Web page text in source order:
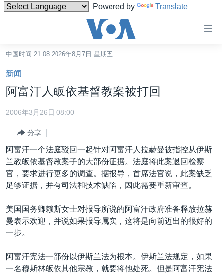
Powered by Translate
碍
链
接
跳
转
容
跳
转
航
跳
检
索
港澳
国际
最新国际新闻
印太
中东
欧洲
美洲
分类新闻
经济·金融·贸易
人权·法律·宗教
科教·文娱·体健
劳工
美中关系
热点专题
白宫要闻
美中关系
VOA视频
中文广播
中国时间 21:08 2026年8月7日 星期五
新闻
阿富汗人皈依基督教案被打回
2006年3月26日 08:00
分享
阿富汗一个法庭驳回一起针对阿富汗人拉赫曼被指控从伊斯
兰教皈依基督教案子的大部份证据。法庭将此案退回检察
官，要求进行更多的调查。据报导，首席法官说，此案缺乏
足够证据，并有司法和技术缺陷，因此需要重新审查。
美国国务卿赖斯女士对报导所说的阿富汗政府准备释放拉赫
曼表示欢迎，并说如果报导属实，这将是向前迈出的很好的
一步。
阿富汗宪法一部份以伊斯兰法为根本。伊斯兰法规定，如果
一名穆斯林皈依其他宗教，就要将他处死。但是阿富汗宪法